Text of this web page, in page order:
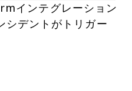
インテグレーション
シデントがトリガー